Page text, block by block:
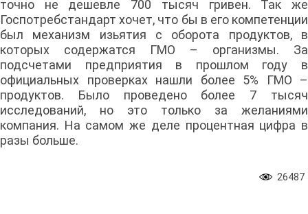
точно не дешевле 700 тысяч гривен. Так же
Госпотребстандарт хочет, что бы в его компетенции
был механизм изьятия с оборота продуктов, в
которых содержатся ГМО – организмы. За
подсчетами предприятия в прошлом году в
официальных проверках нашли более 5% ГМО –
продуктов. Было проведено более 7 тысяч
исследований, но это только за желаниями
компания. На самом же деле процентная цифра в
разы больше.
26487